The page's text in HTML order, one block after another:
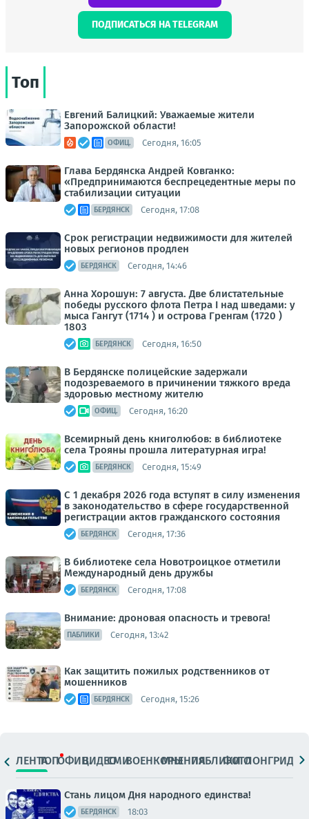
ПОДПИСАТЬСЯ НА TELEGRAM
Топ
Евгений Балицкий: Уважаемые жители
Запорожской области!
ОФИЦ. Сегодня, 16:05
Глава Бердянска Андрей Ковганко:
«Предпринимаются беспрецедентные меры по
стабилизации ситуации
БЕРДЯНСК Сегодня, 17:08
Срок регистрации недвижимости для жителей
новых регионов продлен
БЕРДЯНСК Сегодня, 14:46
Анна Хорошун: 7 августа. Две блистательные
победы русского флота Петра I над шведами: у
мыса Гангут (1714 ) и острова Гренгам (1720 )
1803
БЕРДЯНСК Сегодня, 16:50
В Бердянске полицейские задержали
подозреваемого в причинении тяжкого вреда
здоровью местному жителю
ОФИЦ. Сегодня, 16:20
Всемирный день книголюбов: в библиотеке
села Трояны прошла литературная игра!
БЕРДЯНСК Сегодня, 15:49
С 1 декабря 2026 года вступят в силу изменения
в законодательство в сфере государственной
регистрации актов гражданского состояния
БЕРДЯНСК Сегодня, 17:36
В библиотеке села Новотроицкое отметили
Международный день дружбы
БЕРДЯНСК Сегодня, 17:08
Внимание: дроновая опасность и тревога!
ПАБЛИКИ Сегодня, 13:42
Как защитить пожилых родственников от
мошенников
БЕРДЯНСК Сегодня, 15:26
ЛЕНТАТОПОФИЦ.ВИДЕОСМИВОЕНКОРЫМНЕНИЯПАБЛИКИ
ФОТОЛОНГРИДЫ
Стань лицом Дня народного единства!
БЕРДЯНСК 18:03